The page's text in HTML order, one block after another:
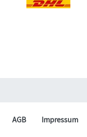
AGB Impressum